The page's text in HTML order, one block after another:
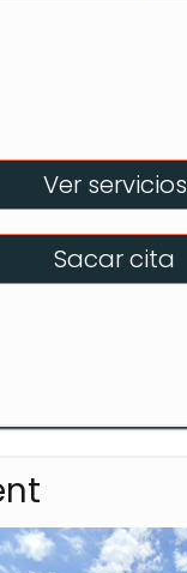
Ver servicios
Sacar cita